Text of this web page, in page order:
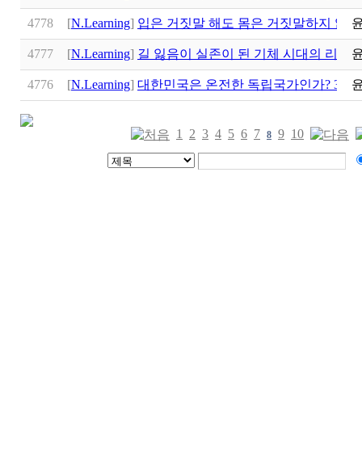
4778 [N.Learning] 입은 거짓말 해도 몸은 거짓말하지 않
4777 [N.Learning] 길 잃음이 실존이 된 기체 시대의 리더
4776 [N.Learning] 대한민국은 온전한 독립국가인가? 3.1
1 2 3 4 5 6 7 8 9 10